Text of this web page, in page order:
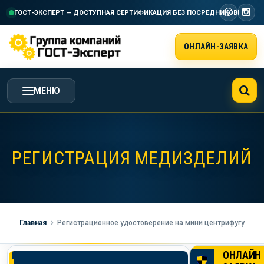
ГОСТ-ЭКСПЕРТ — ДОСТУПНАЯ СЕРТИФИКАЦИЯ БЕЗ ПОСРЕДНИКОВ!
ОНЛАЙН-ЗАЯВКА
МЕНЮ
УСЛУГИ ГК ГОСТ-ЭКСПЕРТ
СТОИМОСТЬ РАБОТ
НАША КОМПАНИЯ
РЕГИСТРАЦИЯ МЕДИЗДЕЛИЙ
Главная Регистрационное удостоверение на мини центрифугу
ОНЛАЙН